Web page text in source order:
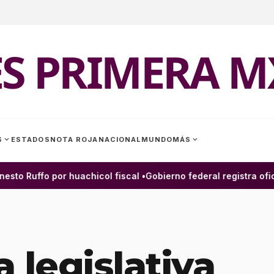
PRIMERA
expand_more ESTADOS NOTA ROJA NACIONAL MUNDOMÁS expand_more
Ruffo por huachicol fiscal •Gobierno federal registra